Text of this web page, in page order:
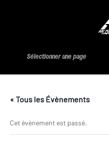
Sélectionner une page
« Tous les Évènements
Cet évènement est passé.